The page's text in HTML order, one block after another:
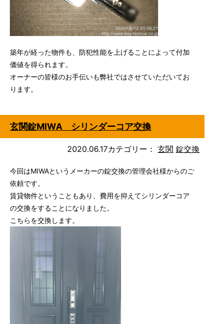
築年が経った物件も、防犯性能を上げることによって付加
価値を得られます。
オーナーの皆様のお手伝いも弊社ではさせていただいてお
ります。
玄関錠MIWA シリンダーコア交換
2020.06.17カテゴリー： 玄関 錠交換
今回はMIWAというメーカーの錠交換の管理会社様からのご
依頼です。
賃貸物件ということもあり、費用を抑えてシリンダーコア
の交換をすることになりました。
こちらを交換します。